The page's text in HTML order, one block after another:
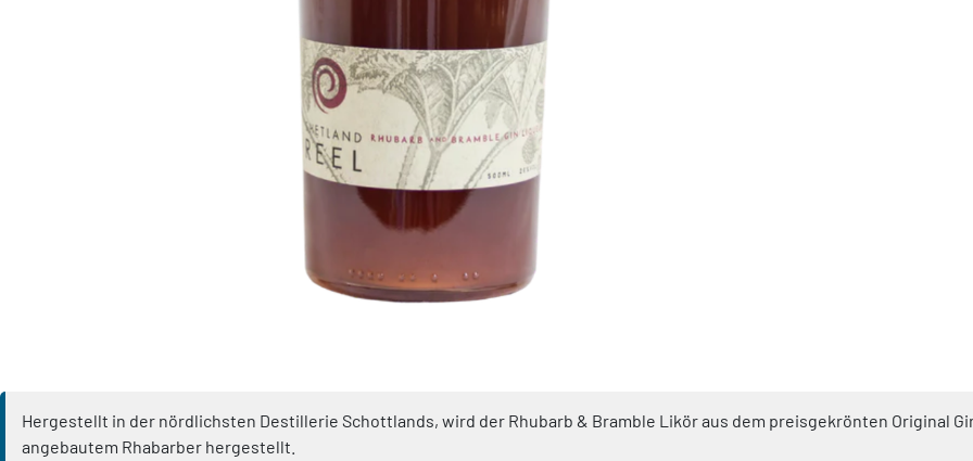
Hergestellt in der nördlichsten Destillerie Schottlands, wird der Rhubarb & Bramble Likör aus dem preisgekrönten Original
angebautem Rhabarber hergestellt.